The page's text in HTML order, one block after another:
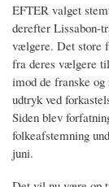
EFTER valget
derefter Lissabon-
vælgere. Det store
fra deres vælgere
imod de franske
udtryk ved
Siden blev
folkeafstemning
juni.